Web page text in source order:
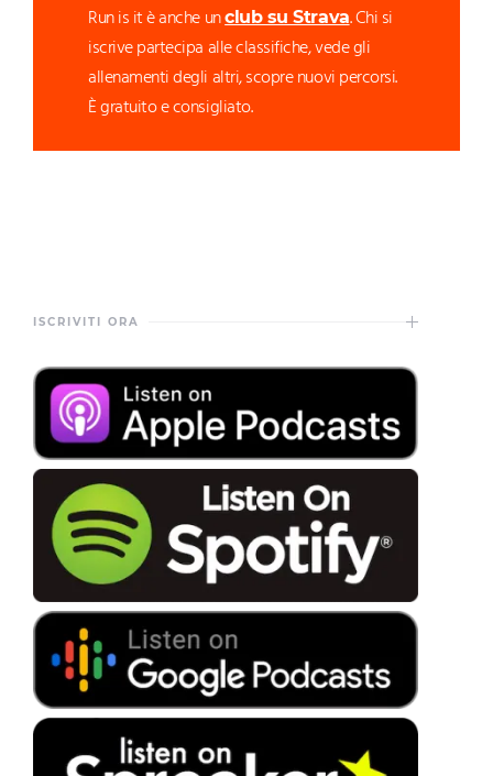
Run is it è anche unclub su Strava. Chi si
iscrive partecipa alle classifiche, vede gli
allenamenti degli altri, scopre nuovi percorsi.
È gratuito e consigliato.
ISCRIVITI ORA